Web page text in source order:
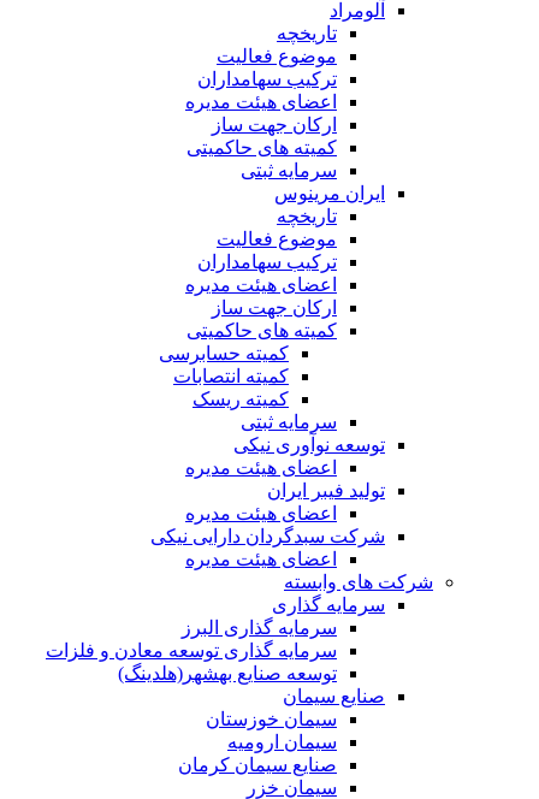
آلومراد
تاریخچه
موضوع فعالیت
ترکیب سهامداران
اعضای هیئت مدیره
ارکان جهت ساز
کمیته های حاکمیتی
سرمایه ثبتی
ایران مرینوس
تاریخچه
موضوع فعالیت
ترکیب سهامداران
اعضای هیئت مدیره
ارکان جهت ساز
کمیته های حاکمیتی
کمیته حسابرسی
کمیته انتصابات
کمیته ریسک
سرمایه ثبتی
توسعه نوآوری نیکی
اعضای هیئت مدیره
تولید فیبر ایران
اعضای هیئت مدیره
شرکت سبدگردان دارایی نیکی
اعضای هیئت مدیره
شرکت های وابسته
سرمایه گذاری
سرمایه گذاری البرز
سرمایه گذاری توسعه معادن و فلزات
توسعه‌ صنایع‌ بهشهر(هلدینگ)
صنایع سیمان
سیمان خوزستان
سیمان ارومیه
صنایع سیمان کرمان
سیمان خزر